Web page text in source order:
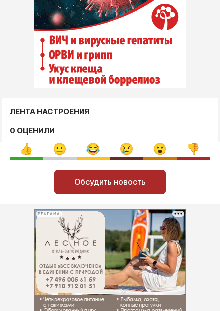
ЛЕНТА НАСТРОЕНИЯ
0 ОЦЕНИЛИ
Обсудить новость
РЕКЛАМА